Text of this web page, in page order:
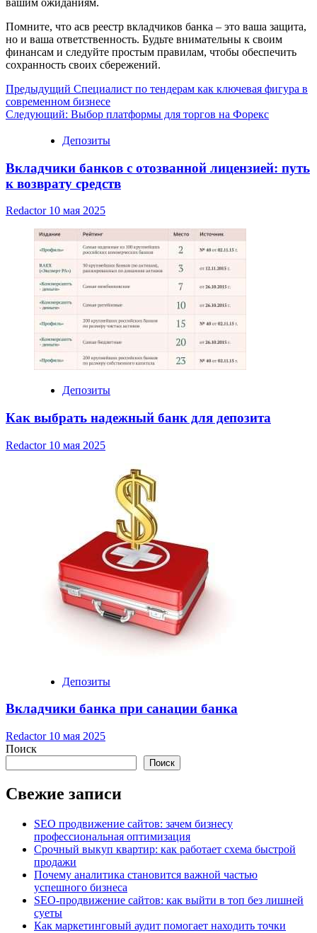
вашим ожиданиям.
Помните, что асв реестр вкладчиков банка – это ваша защита,
но и ваша ответственность. Будьте внимательны к своим
финансам и следуйте простым правилам, чтобы обеспечить
сохранность своих сбережений.
Навигация
записи
Предыдущий Специалист по тендерам как ключевая фигура в
современном бизнесе
Следующий: Выбор платформы для торгов на Форекс
Депозиты
Вкладчики банков с отозванной лицензией: путь
к возврату средств
Redactor 10 мая 2025
Депозиты
Как выбрать надежный банк для депозита
Redactor 10 мая 2025
Депозиты
Вкладчики банка при санации банка
Redactor 10 мая 2025
Поиск
Поиск
Свежие записи
SEO продвижение сайтов: зачем бизнесу
профессиональная оптимизация
Срочный выкуп квартир: как работает схема быстрой
продажи
Почему аналитика становится важной частью
успешного бизнеса
SEO-продвижение сайтов: как выйти в топ без лишней
суеты
Как маркетинговый аудит помогает находить точки